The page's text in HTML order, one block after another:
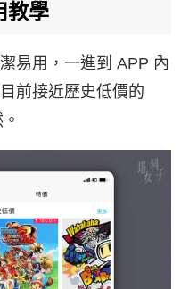
教學
易用，一進到 APP 內
前接近歷史低價的